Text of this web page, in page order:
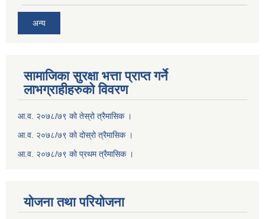
अन्य
सामाजिका सुरक्षा भत्ता प्राप्त गर्ने
लाभग्राहीहरुको विवरण
आ.व. २०७८/७९ को तेस्रो त्रैमासिक ।
आ.व. २०७८/७९ को दोस्रो त्रैमासिक ।
आ.व. २०७८/७९ को प्रथम त्रैमासिक ।
योजना तथा परियोजना